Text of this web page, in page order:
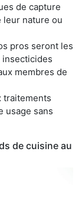
de capture
leur nature ou
pros seront les
membres de
traitements
usage sans
de cuisine au